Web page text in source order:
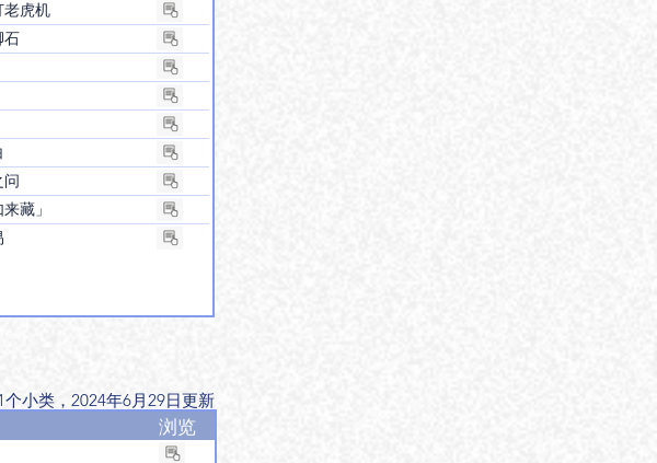
老虎机
石
问
藏」
小类，​2024年6月29日更新
浏览